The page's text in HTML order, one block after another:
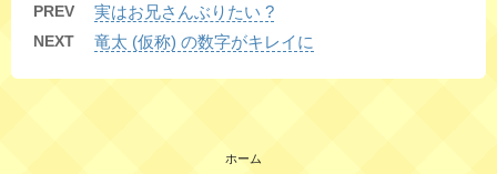
PREV 実はお兄さんぶりたい ?
NEXT 竜太 (仮称) の数字がキレイに
ホーム